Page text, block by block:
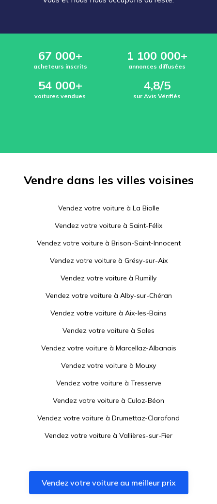
67 000+
acheteurs inscrits
1 100 000+
annonces diffusées
54 000+
voitures vendues
4,8/5
sur Avis Vérifiés
Vendre dans les villes voisines
Vendez votre voiture à La Biolle
Vendez votre voiture à Saint-Félix
Vendez votre voiture à Brison-Saint-Innocent
Vendez votre voiture à Grésy-sur-Aix
Vendez votre voiture à Rumilly
Vendez votre voiture à Alby-sur-Chéran
Vendez votre voiture à Aix-les-Bains
Vendez votre voiture à Sales
Vendez votre voiture à Marcellaz-Albanais
Vendez votre voiture à Mouxy
Vendez votre voiture à Tresserve
Vendez votre voiture à Culoz-Béon
Vendez votre voiture à Drumettaz-Clarafond
Vendez votre voiture à Vallières-sur-Fier
Vendez votre voiture àViviers-du-Lac
Vendez votre voiture à Chavanod
Vendez votre voiture au meilleur prix